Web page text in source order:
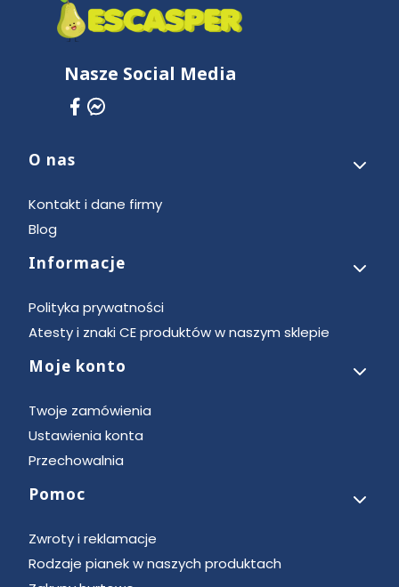
Nasze Social Media
Linki w stopce
O nas
Kontakt i dane firmy
Blog
Informacje
Polityka prywatności
Atesty i znaki CE produktów w naszym sklepie
Moje konto
Twoje zamówienia
Ustawienia konta
Przechowalnia
Pomoc
Zwroty i reklamacje
Rodzaje pianek w naszych produktach